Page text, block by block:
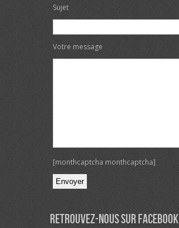
Sujet
Votre message
[monthcaptcha monthcaptcha]
Veuillez laisser ce champ vide.
Retrouvez-nous sur Facebook